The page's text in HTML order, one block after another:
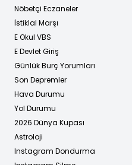
Nöbetçi Eczaneler
İstiklal Marşı
E Okul VBS
E Devlet Giriş
Günlük Burç Yorumları
Son Depremler
Hava Durumu
Yol Durumu
2026 Dünya Kupası
Astroloji
Instagram Dondurma